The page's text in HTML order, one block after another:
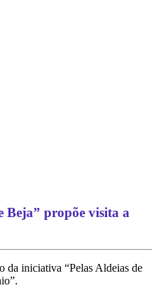
Beja” propõe visita a
da iniciativa “Pelas Aldeias de